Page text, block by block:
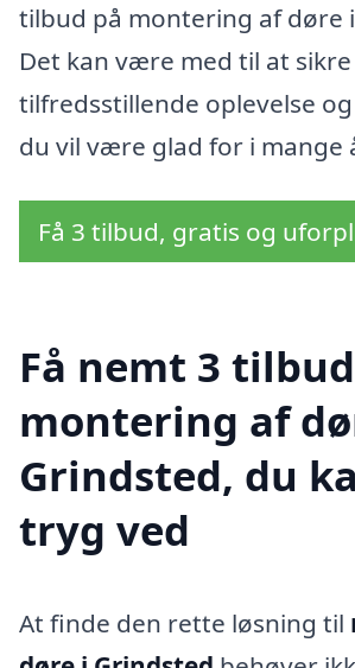
tilbud på montering af døre
Det kan være med til at
tilfredsstillende oplevelse
du vil være glad for i mange
Få 3 tilbud, gratis og
Få nemt 3
montering af
Grindsted, du
tryg ved
At finde den rette løsning til